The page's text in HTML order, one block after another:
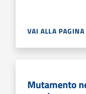
VAI ALLA PAGINA
Mutamento